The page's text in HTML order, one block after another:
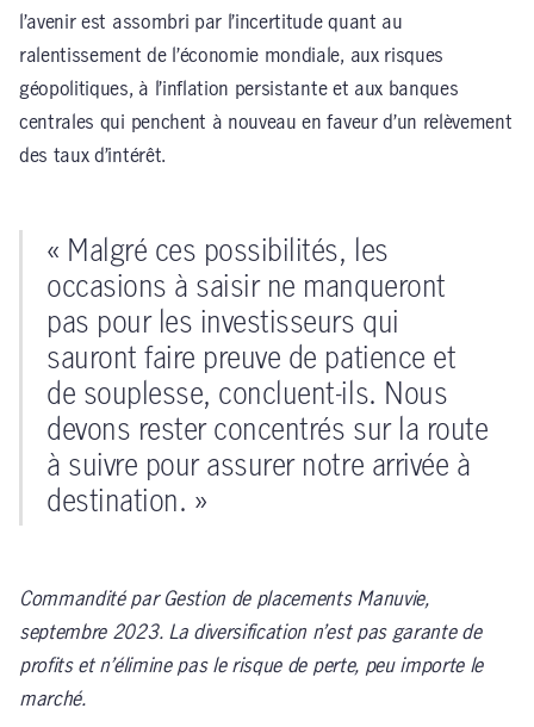
l’avenir est assombri par l’incertitude quant au
ralentissement de l’économie mondiale, aux risques
géopolitiques, à l’inflation persistante et aux banques
centrales qui penchent à nouveau en faveur d’un relèvement
des taux d’intérêt.
« Malgré ces possibilités, les
occasions à saisir ne manqueront
pas pour les investisseurs qui
sauront faire preuve de patience et
de souplesse, concluent-ils. Nous
devons rester concentrés sur la route
à suivre pour assurer notre arrivée à
destination. »
Commandité par Gestion de placements Manuvie,
septembre 2023. La diversification n’est pas garante de
profits et n’élimine pas le risque de perte, peu importe le
marché.